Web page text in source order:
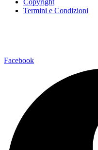
Copyright
Termini e Condizioni
Facebook